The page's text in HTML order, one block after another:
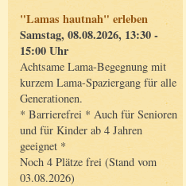
"Lamas hautnah" erleben
Samstag, 08.08.2026, 13:30 -
15:00 Uhr
Achtsame Lama-Begegnung mit
kurzem Lama-Spaziergang für alle
Generationen.
* Barrierefrei * Auch für Senioren
und für Kinder ab 4 Jahren
geeignet *
Noch 4 Plätze frei (Stand vom
03.08.2026)